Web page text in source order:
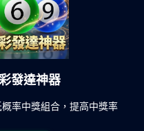
發達神器
率中獎組合，提高中獎率